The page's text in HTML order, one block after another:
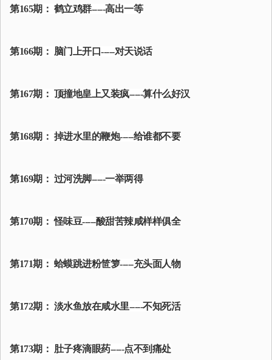
第165期： 鹤立鸡群-----高出一等
第166期： 脑门上开口-----对天说话
第167期： 顶撞地皇上又装疯-----算什么好汉
第168期： 掉进水里的鞭炮-----给谁都不要
第169期： 过河洗脚-----一举两得
第170期： 怪味豆-----酸甜苦辣咸样样俱全
第171期： 蛤蟆跳进粉笸箩-----充头面人物
第172期： 淡水鱼放在咸水里-----不知死活
第173期： 肚子疼滴眼药-----点不到痛处